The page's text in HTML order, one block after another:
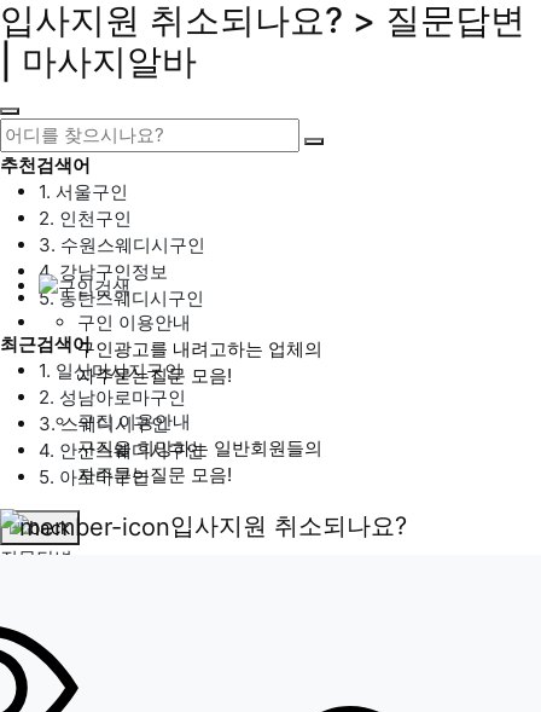
입사지원 취소되나요? > 질문답변
| 마사지알바
추천검색어
1. 서울구인
2. 인천구인
3. 수원스웨디시구인
4. 강남구인정보
5. 동탄스웨디시구인
최근검색어
1. 일산마사지구인
2. 성남아로마구인
3. 스웨디시구인
4. 안산스웨디시구인
5. 아로마구인
질문답변
구인 이용안내
구인광고를 내려고하는 업체의
자주묻는질문 모음!
구직 이용안내
구직을 희망하는 일반회원들의
자주묻는질문 모음!
입사지원 취소되나요?